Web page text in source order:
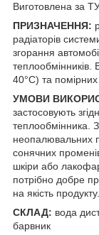
Виготовлена за
ПРИЗНАЧЕННЯ:
радіаторів
згорання
теплообмінників.
40°С) та
УМОВИ
застосовують
теплообмінника.
неопалювальних
сонячних
шкіри або
потрібно добре
на якість продукту.
СКЛАД: вода
барвник